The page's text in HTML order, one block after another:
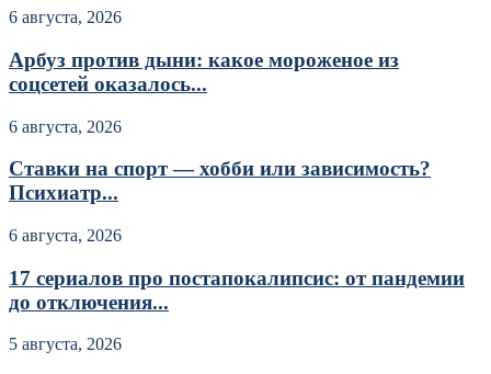
6 августа, 2026
Арбуз против дыни: какое мороженое из
соцсетей оказалось...
6 августа, 2026
Ставки на спорт — хобби или зависимость?
Психиатр...
6 августа, 2026
17 сериалов про постапокалипсис: от пандемии
до отключения...
5 августа, 2026